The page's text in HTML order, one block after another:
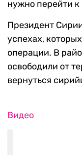
нужно перейти
Президент
успехах,
операции. В
освободили от
вернуться
Видео